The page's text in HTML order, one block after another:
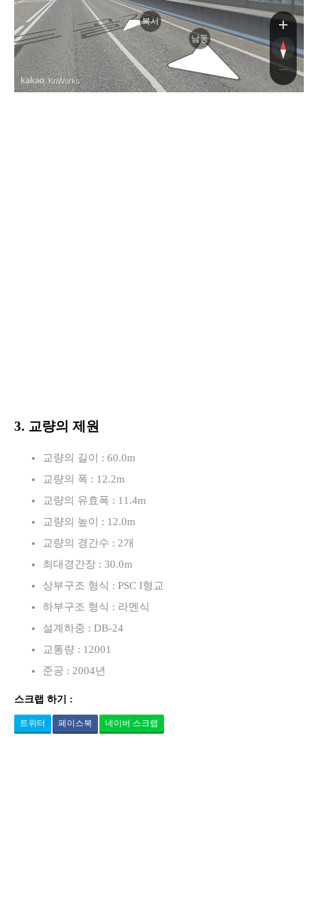
북서
남동
, KnWorks
3. 교량의 제원
교량의 길이 : 60.0m
교량의 폭 : 12.2m
교량의 유효폭 : 11.4m
교량의 높이 : 12.0m
교량의 경간수 : 2개
최대경간장 : 30.0m
상부구조 형식 : PSC I형교
하부구조 형식 : 라멘식
설계하중 : DB-24
교통량 : 12001
준공 : 2004년
스크랩 하기 :
트위터 페이스북 네이버 스크랩